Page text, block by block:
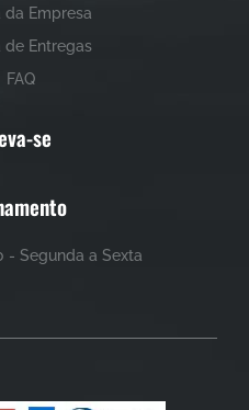
da Empresa
de Entregas
FAQ
se
- Segunda a Sexta